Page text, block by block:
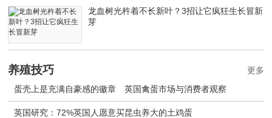
龙血树光杵着不长新叶？3招让它疯狂生长冒新
芽
养殖技巧
蛋壳上是充满自豪感的徽章 英国禽蛋市场与消费者观察
英国研究：72%英国人愿意买昆虫养大的土鸡蛋
更多